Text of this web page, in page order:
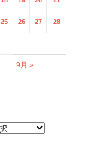
9月 »
25 26 27 28